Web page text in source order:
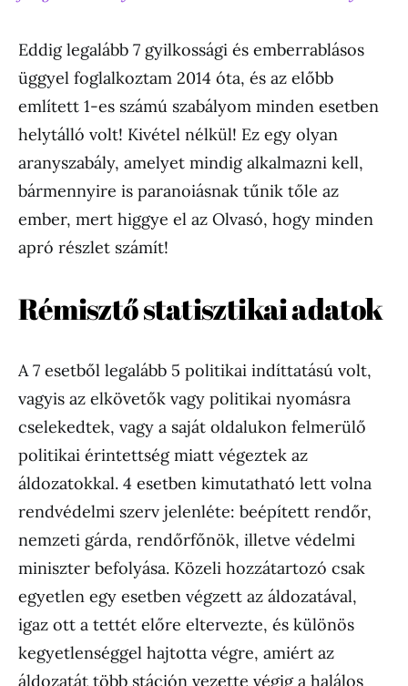
Eddig legalább 7 gyilkossági és emberrablásos
üggyel foglalkoztam 2014 óta, és az előbb
említett 1-es számú szabályom minden esetben
helytálló volt! Kivétel nélkül! Ez egy olyan
aranyszabály, amelyet mindig alkalmazni kell,
bármennyire is paranoiásnak tűnik tőle az
ember, mert higgye el az Olvasó, hogy minden
apró részlet számít!
Rémisztő statisztikai adatok
A 7 esetből legalább 5 politikai indíttatású volt,
vagyis az elkövetők vagy politikai nyomásra
cselekedtek, vagy a saját oldalukon felmerülő
politikai érintettség miatt végeztek az
áldozatokkal. 4 esetben kimutatható lett volna
rendvédelmi szerv jelenléte: beépített rendőr,
nemzeti gárda, rendőrfőnök, illetve védelmi
miniszter befolyása. Közeli hozzátartozó csak
egyetlen egy esetben végzett az áldozatával,
igaz ott a tettét előre eltervezte, és különös
kegyetlenséggel hajtotta végre, amiért az
áldozatát több stáción vezette végig a halálos